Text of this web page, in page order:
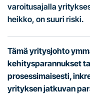
varoitusajalla
heikko, on suuri riski.
Tämä yritysjohto
kehitysparannukset
prosessimaisesti,
yrityksen jatkuvan